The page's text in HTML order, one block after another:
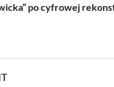
po cyfrowej